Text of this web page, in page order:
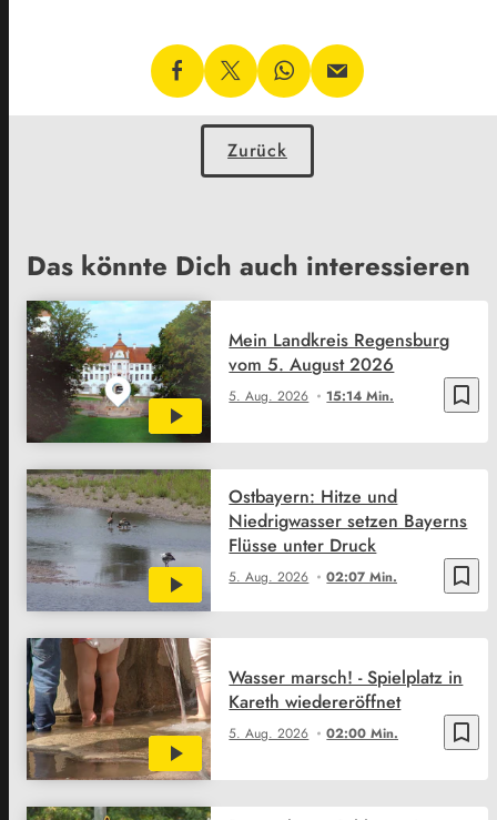
Zurück
Das könnte Dich auch interessieren
bookmark_border
5. Aug. 2026 15:14 Min.
Mein Landkreis Regensburg
vom 5. August 2026
bookmark_border
5. Aug. 2026 02:07 Min.
Ostbayern: Hitze und
Niedrigwasser setzen Bayerns
Flüsse unter Druck
bookmark_border
5. Aug. 2026 02:00 Min.
Wasser marsch! - Spielplatz in
Kareth wiedereröffnet